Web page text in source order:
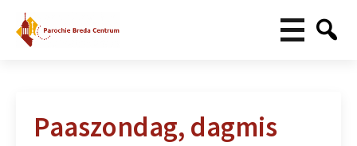
Paaszondag, dagmis